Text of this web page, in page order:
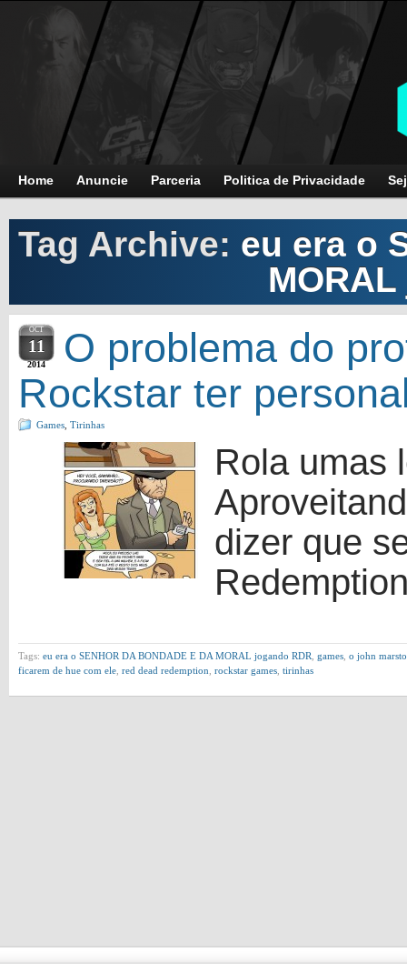
Home Anuncie Parceria Politica de Privacidade
Tag Archive: eu era o
OCT
11
2014
O problema do
Rockstar ter
Games Tirinhas
Rola umas
dizer que
Tags: eu era o SENHOR DA BONDADE E DA MORAL jogando RDR games o john
ficarem de hue com ele red dead redemption rockstar games tirinhas